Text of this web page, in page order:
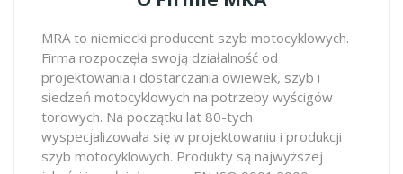
MRA to niemiecki producent szyb motocyklowych.
Firma rozpoczęła swoją działalność od
projektowania i dostarczania owiewek, szyb i
siedzeń motocyklowych na potrzeby wyścigów
torowych. Na początku lat 80-tych
wyspecjalizowała się w projektowaniu i produkcji
szyb motocyklowych. Produkty są najwyższej